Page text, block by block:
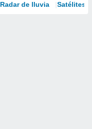
Radar de lluvia Satélites